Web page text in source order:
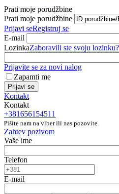
Prati moje porudžbine
Prati moje porudžbine
Prijavi seRegistruj se
E-mail
LozinkaZaboravili ste svoju lozinku?
Prijavite se za novi nalog
Zapamti me
Prijavi se
Kontakt
Kontakt
+381656154511
Pišite nam na viber ili nas pozovite.
Zahtev pozivom
Vaše ime
Telefon
E-mail